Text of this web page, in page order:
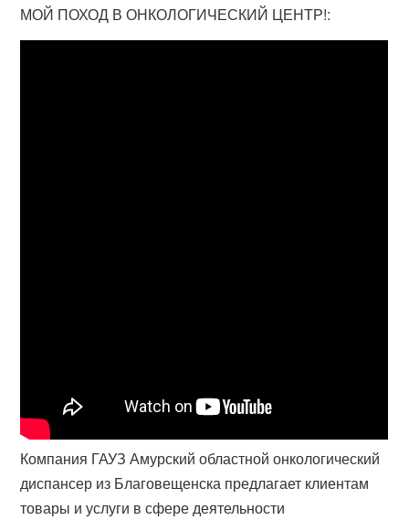
МОЙ ПОХОД В ОНКОЛОГИЧЕСКИЙ ЦЕНТР!:
Компания ГАУЗ Амурский областной онкологический
диспансер из Благовещенска предлагает клиентам
товары и услуги в сфере деятельности